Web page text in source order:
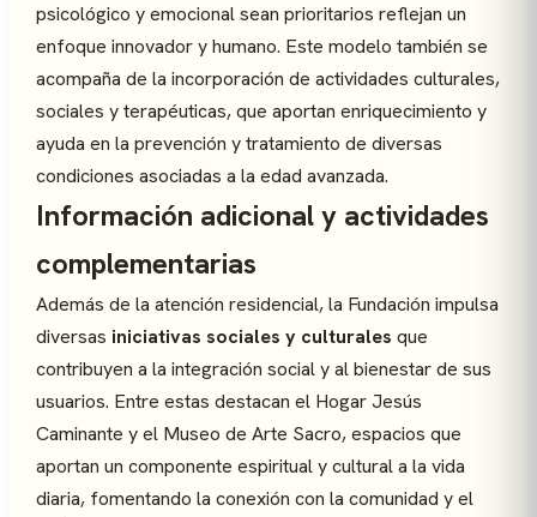
psicológico y emocional sean prioritarios reflejan un
enfoque innovador y humano. Este modelo también se
acompaña de la incorporación de actividades culturales,
sociales y terapéuticas, que aportan enriquecimiento y
ayuda en la prevención y tratamiento de diversas
condiciones asociadas a la edad avanzada.
Información adicional y actividades
complementarias
Además de la atención residencial, la Fundación impulsa
diversas iniciativas sociales y culturales que
contribuyen a la integración social y al bienestar de sus
usuarios. Entre estas destacan el Hogar Jesús
Caminante y el Museo de Arte Sacro, espacios que
aportan un componente espiritual y cultural a la vida
diaria, fomentando la conexión con la comunidad y el